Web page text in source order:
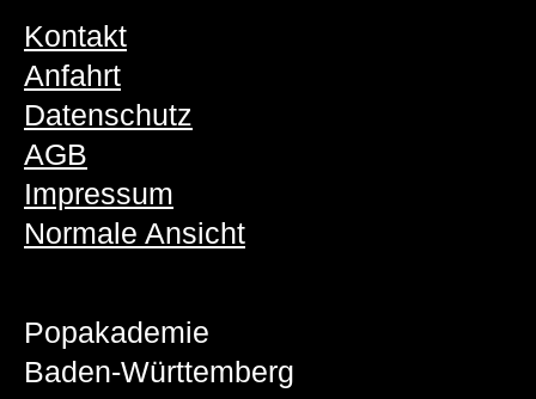
Kontakt
Anfahrt
Datenschutz
AGB
Impressum
Normale Ansicht
Popakademie
Baden-Württemberg